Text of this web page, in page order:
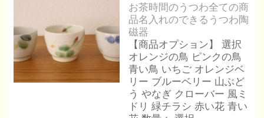
お茶時間のうつわ全ての商
品名入れのできるうつわ陶
磁器
【商品オプション】 選択
オレンジの鳥 ピンクの鳥
青い鳥 いちご オレンジベ
リー ブルーベリー 山ぶど
う やなぎ クローバー 風ミ
ドリ 緑チラシ 赤い花 青い